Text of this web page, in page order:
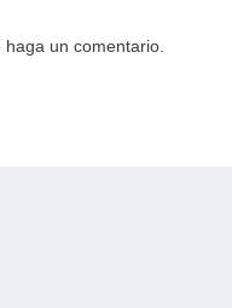
un comentario.